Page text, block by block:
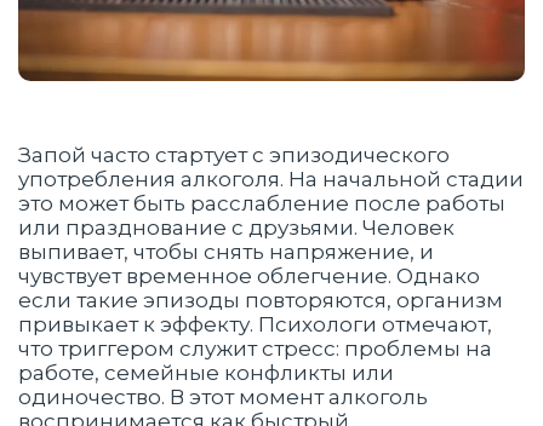
Запой часто стартует с эпизодического
употребления алкоголя. На начальной стадии
это может быть расслабление после работы
или празднование с друзьями. Человек
выпивает, чтобы снять напряжение, и
чувствует временное облегчение. Однако
если такие эпизоды повторяются, организм
привыкает к эффекту. Психологи отмечают,
что триггером служит стресс: проблемы на
работе, семейные конфликты или
одиночество. В этот момент алкоголь